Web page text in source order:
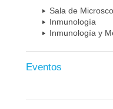
Sala de
Inmunología
Inmunología y
Eventos